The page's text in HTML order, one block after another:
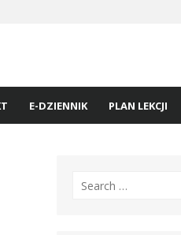
E-DZIENNIK PLAN LEKCJI
for: